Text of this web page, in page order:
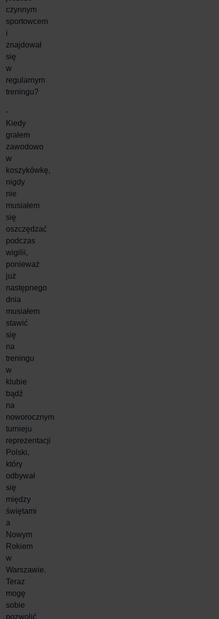
czynnym
sportowcem
i
znajdował
się
w
regularnym
treningu?
-
Kiedy
grałem
zawodowo
w
koszykówkę,
nigdy
nie
musiałem
się
oszczędzać
podczas
wigilii,
ponieważ
już
następnego
dnia
musiałem
stawić
się
na
treningu
w
klubie
bądź
na
noworocznym
turnieju
reprezentacji
Polski,
który
odbywał
się
między
świętami
a
Nowym
Rokiem
w
Warszawie.
Teraz
mogę
sobie
pozwolić